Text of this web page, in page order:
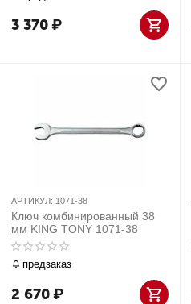
3 370₽
АРТИКУЛ: 1071-38
Ключ комбинированный 38
мм KING TONY 1071-38
предзаказ
2 670₽